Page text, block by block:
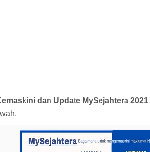
dan Update MySejahtera 2021